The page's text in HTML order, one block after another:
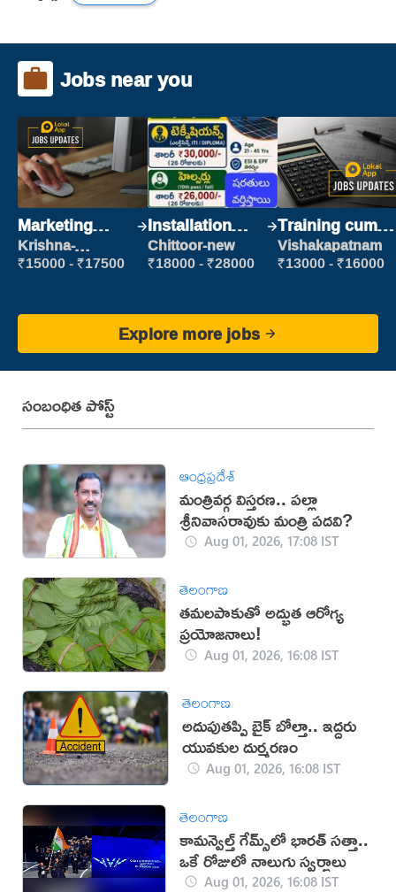
Jobs near you
Marketing
Executive
Krishna-
vijayawada
₹15000 - ₹17500
Installation
Engineer/
Helper
Chittoor-new
₹18000 - ₹28000
Training cum
Placement
Vishakapatnam
₹13000 - ₹16000
Explore more jobs
సంబంధిత పోస్ట్
ఆంధ్రప్రదేశ్
మంత్రివర్గ విస్తరణ.. పల్లా
శ్రీనివాసరావుకు మంత్రి పదవి?
Aug 01, 2026, 17:08 IST
తెలంగాణ
తమలపాకుతో అద్భుత ఆరోగ్య
ప్రయోజనాలు!
Aug 01, 2026, 16:08 IST
తెలంగాణ
అదుపుతప్పి బైక్ బోల్తా.. ఇద్దరు
యువకుల దుర్మరణం
Aug 01, 2026, 16:08 IST
తెలంగాణ
కామన్వెల్త్ గేమ్స్‌లో భారత్‌ సత్తా..
ఒకే రోజులో నాలుగు స్వర్ణాలు
Aug 01, 2026, 16:08 IST